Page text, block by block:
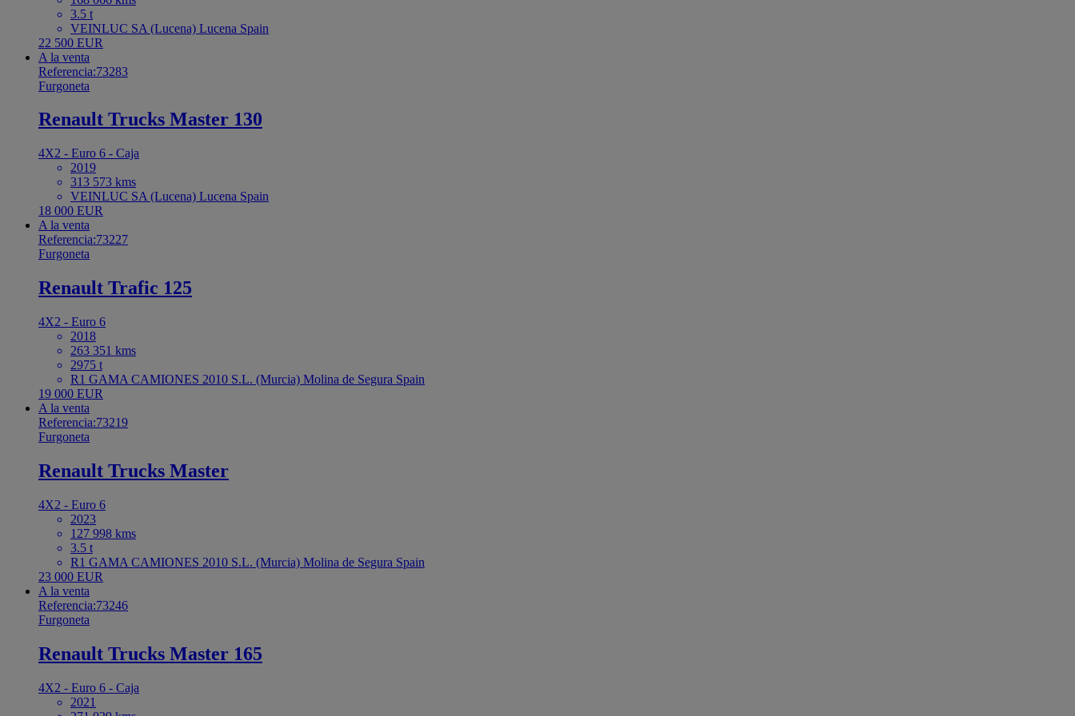
3.5 t
VEINLUC SA (Lucena) Lucena Spain
22 500 EUR
A la venta
Referencia:73283
Furgoneta
Renault Trucks Master 130
4X2 - Euro 6 - Caja
2019
313 573 kms
VEINLUC SA (Lucena) Lucena Spain
18 000 EUR
A la venta
Referencia:73227
Furgoneta
Renault Trafic 125
4X2 - Euro 6
2018
263 351 kms
2975 t
R1 GAMA CAMIONES 2010 S.L. (Murcia) Molina de Segura Spain
19 000 EUR
A la venta
Referencia:73219
Furgoneta
Renault Trucks Master
4X2 - Euro 6
2023
127 998 kms
3.5 t
R1 GAMA CAMIONES 2010 S.L. (Murcia) Molina de Segura Spain
23 000 EUR
A la venta
Referencia:73246
Furgoneta
Renault Trucks Master 165
4X2 - Euro 6 - Caja
2021